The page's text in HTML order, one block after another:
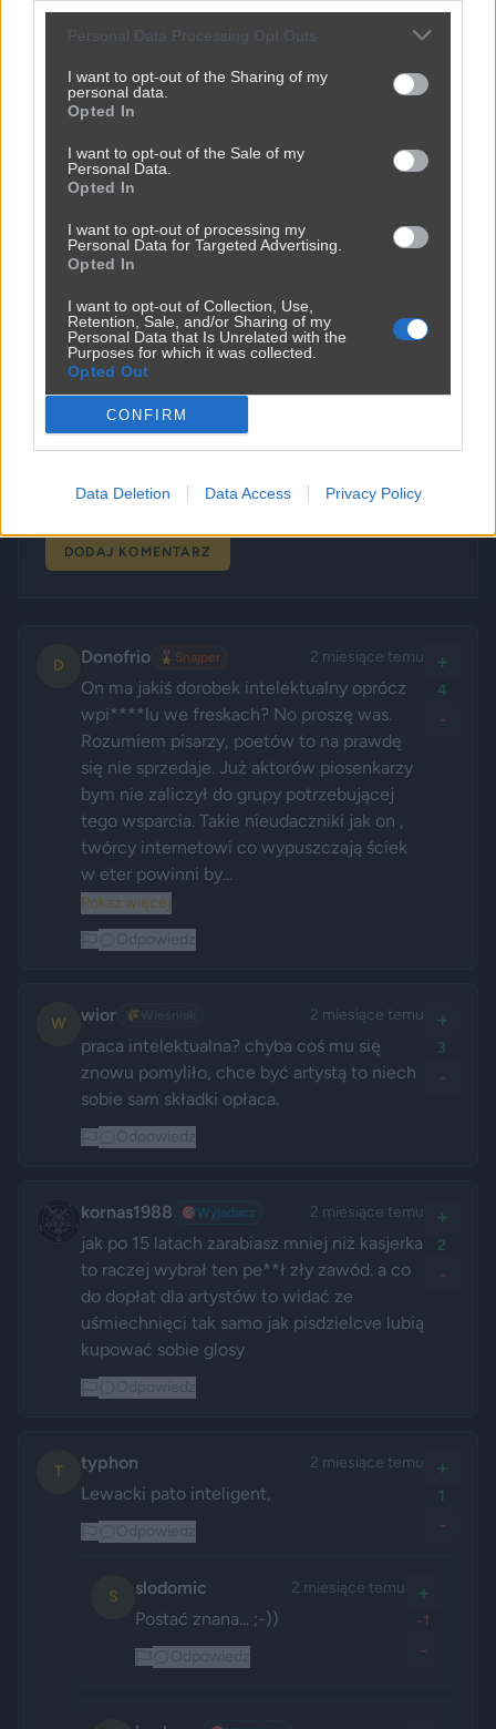
Personal Data Processing Opt Outs
I want to opt-out of the Sharing of my
personal data.
Opted In
I want to opt-out of the Sale of my
Personal Data.
Opted In
I want to opt-out of processing my
Personal Data for Targeted Advertising.
Opted In
I want to opt-out of Collection, Use,
Retention, Sale, and/or Sharing of my
Personal Data that Is Unrelated with the
Purposes for which it was collected.
Opted Out
CONFIRM
Data Deletion Data Access Privacy Policy
Komentarze 10
Imie *
Email *
Komentarz *
DODAJ KOMENTARZ
D Donofrio 🎖️ Snajper 2 miesiące temu
On ma jakiś dorobek intelektualny oprócz
wpi****lu we freskach? No proszę was.
Rozumiem pisarzy, poetów to na prawdę
się nie sprzedaje. Już aktorów piosenkarzy
bym nie zaliczył do grupy potrzebującej
tego wsparcia. Takie nieudaczniki jak on ,
twórcy internetowi co wypuszczają ściek
w eter powinni by...
Pokaż więcej
+
4
-
W wior 🌾 2 miesiące temu
praca intelektualna? chyba coś mu się
znowu pomyliło, chce być artystą to niech
sobie sam składki opłaca.
+
3
-
kornas1988 🎯Wyjadacz 2 miesiące temu
jak po 15 latach zarabiasz mniej niż kasjerka
to raczej wybrał ten pe**ł zły zawód. a co
do dopłat dla artystów to widać ze
uśmiechnięci tak samo jak pisdzielcve lubią
kupować sobie glosy
+
2
-
T typhon 2 miesiące temu
Lewacki pato inteligent,
+
1
-
S slodomic 2 miesiące temu
Postać znana... ;-))
+
-1
-